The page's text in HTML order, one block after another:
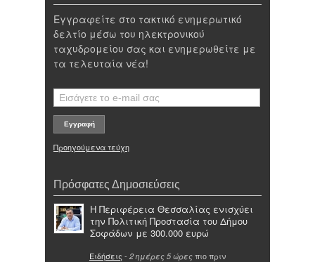
Εγγραφείτε στο τακτικό ενημερωτικό
δελτίο μέσω του ηλεκτρονικού
ταχυδρομείου σας και ενημερωθείτε με
τα τελευταία νέα!
Προηγούμενα τεύχη
Πρόσφατες Δημοσιεύσεις
Η Περιφέρεια Θεσσαλίας ενισχύει
την Πολιτική Προστασία του Δήμου
Σοφάδων με 300.000 ευρώ
Ειδήσεις - 2 ημέρες 5 ώρες πιο πριν